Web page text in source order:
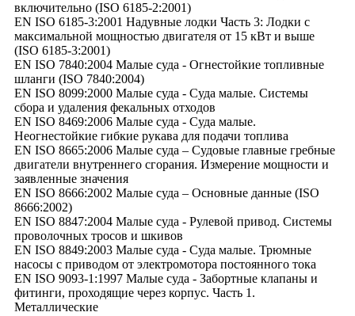
включительно (ISO 6185-2:2001)
EN ISO 6185-3:2001 Надувные лодки Часть 3: Лодки с
максимальной мощностью двигателя от 15 кВт и выше
(ISO 6185-3:2001)
EN ISO 7840:2004 Малые суда - Огнестойкие топливные
шланги (ISO 7840:2004)
EN ISO 8099:2000 Малые суда - Суда малые. Системы
сбора и удаления фекальных отходов
EN ISO 8469:2006 Малые суда - Суда малые.
Неогнестойкие гибкие рукава для подачи топлива
EN ISO 8665:2006 Малые суда – Судовые главные гребные
двигатели внутреннего сгорания. Измерение мощности и
заявленные значения
EN ISO 8666:2002 Малые суда – Основные данные (ISO
8666:2002)
EN ISO 8847:2004 Малые суда - Рулевой привод. Системы
проволочных тросов и шкивов
EN ISO 8849:2003 Малые суда - Суда малые. Трюмные
насосы с приводом от электромотора постоянного тока
EN ISO 9093-1:1997 Малые суда - Забортные клапаны и
фитинги, проходящие через корпус. Часть 1.
Металлические